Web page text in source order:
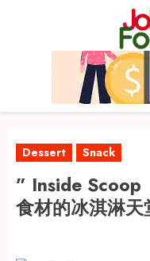
Dessert Snack
” Inside Scoop
食材的冰淇淋天